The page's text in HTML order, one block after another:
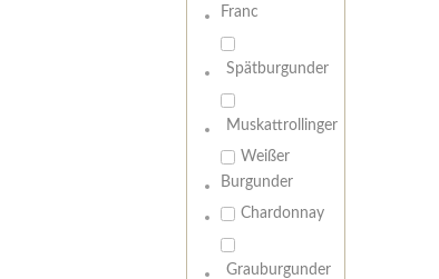
Franc
Spätburgunder
Muskattrollinger
Weißer
Burgunder
Chardonnay
Grauburgunder